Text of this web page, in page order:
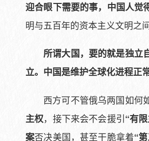
迎合眼下需要的事，中国人觉
明与五百年的资本主义文明之
所谓大国，要的就是独立
立。中国是维护全球化进程正
西方可不管俄乌两国如何
主权，接下来会不会援引“有
案否决美国，甚至干脆拿着“